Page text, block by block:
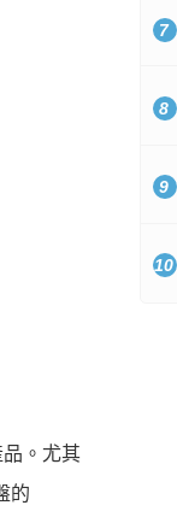
。尤其
的
7
8
9
10